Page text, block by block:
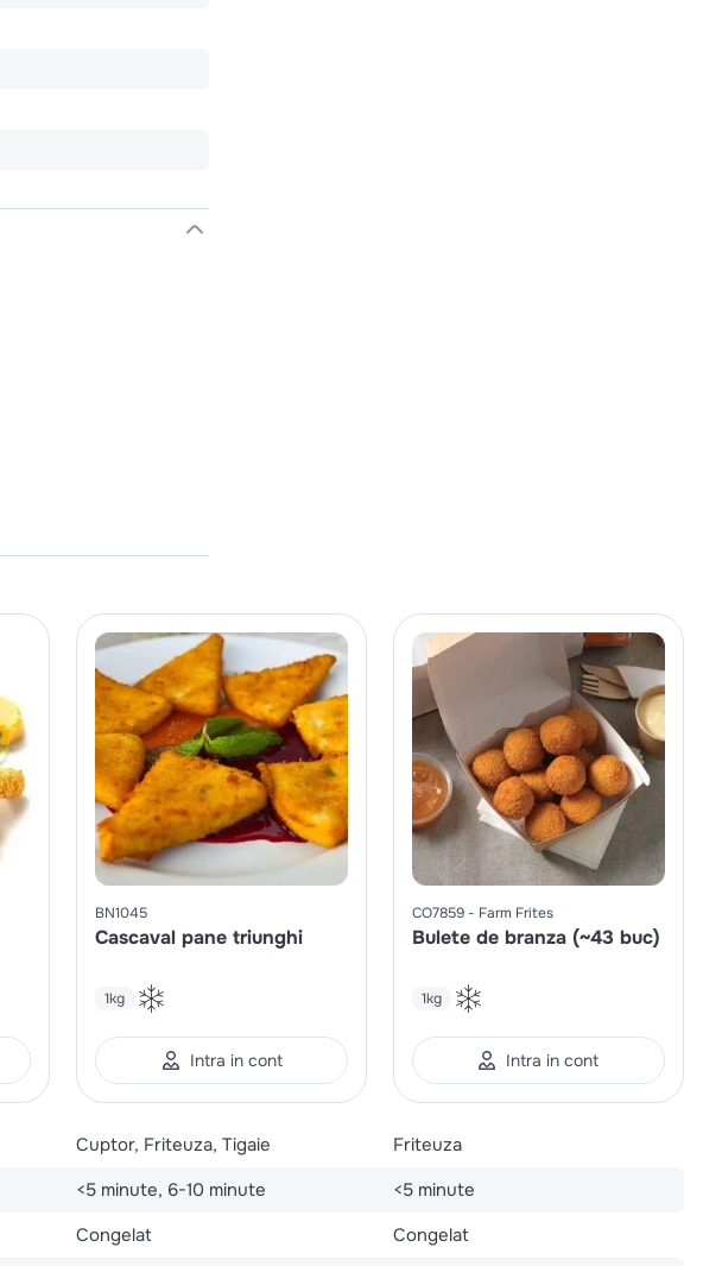
BN1045
Cascaval pane triunghi
1kg
Intra in cont
CO7859 Farm Frites
Bulete de branza (~43 buc)
1kg
Intra in cont
Cuptor, Friteuza, Tigaie
Friteuza
<5 minute, 6-10 minute
<5 minute
Congelat Congelat